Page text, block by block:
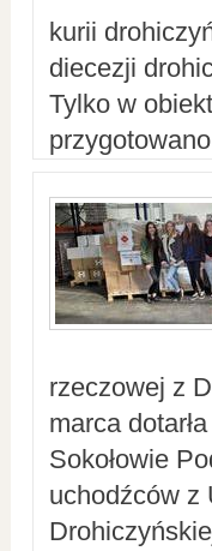
kurii
diecezji
Tylko w
rzeczowej z
marca
Sokołowie
uchodźców z